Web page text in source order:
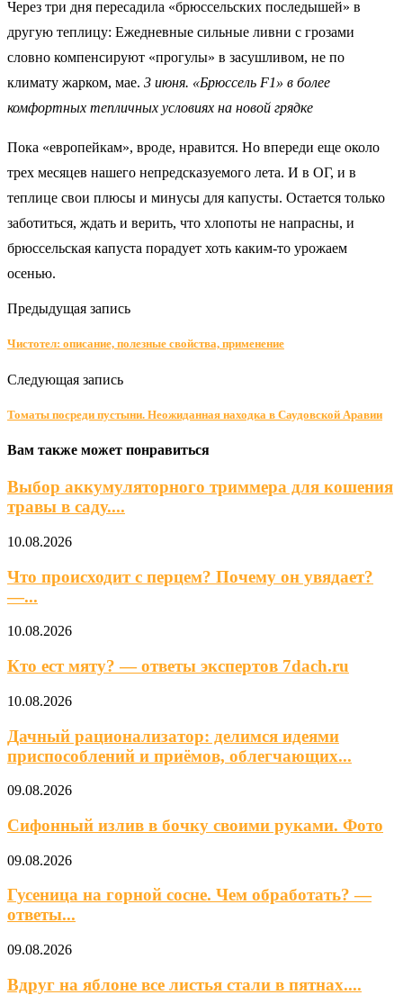
Через три дня пересадила «брюссельских последышей» в
другую теплицу: Ежедневные сильные ливни с грозами
словно компенсируют «прогулы» в засушливом, не по
климату жарком, мае. 3 июня. «Брюссель F1» в более
комфортных тепличных условиях на новой грядке
Пока «европейкам», вроде, нравится. Но впереди еще около
трех месяцев нашего непредсказуемого лета. И в ОГ, и в
теплице свои плюсы и минусы для капусты. Остается только
заботиться, ждать и верить, что хлопоты не напрасны, и
брюссельская капуста порадует хоть каким-то урожаем
осенью.
Предыдущая запись
Чистотел: описание, полезные свойства, применение
Следующая запись
Томаты посреди пустыни. Неожиданная находка в Саудовской Аравии
Вам также может понравиться
Выбор аккумуляторного триммера для кошения
травы в саду....
10.08.2026
Что происходит с перцем? Почему он увядает?
—...
10.08.2026
Кто ест мяту? — ответы экспертов 7dach.ru
10.08.2026
Дачный рационализатор: делимся идеями
приспособлений и приёмов, облегчающих...
09.08.2026
Сифонный излив в бочку своими руками. Фото
09.08.2026
Гусеница на горной сосне. Чем обработать? —
ответы...
09.08.2026
Вдруг на яблоне все листья стали в пятнах....